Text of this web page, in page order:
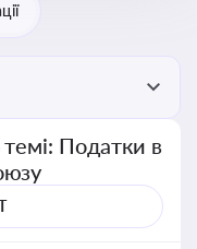
Податки в